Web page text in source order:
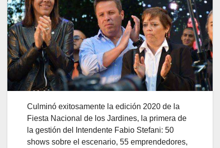
Culminó exitosamente la edición 2020 de la
Fiesta Nacional de los Jardines, la primera de
la gestión del Intendente Fabio Stefani: 50
shows sobre el escenario, 55 emprendedores,